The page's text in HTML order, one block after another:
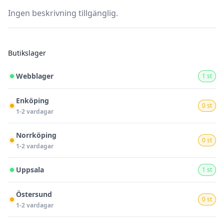
Ingen beskrivning tillgänglig.
Butikslager
Webblager 1 st
Enköping
1-2 vardagar
0 st
Norrköping
1-2 vardagar
0 st
Uppsala 1 st
Östersund
1-2 vardagar
0 st